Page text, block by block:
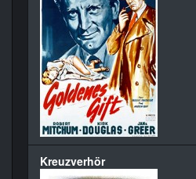
Kreuzverhör